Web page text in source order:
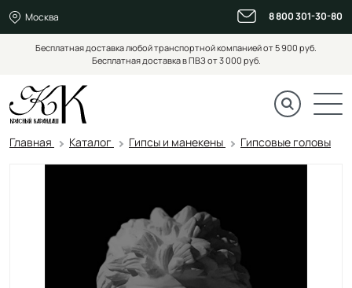
Москва 8 800 301-30-80
Бесплатная доставка любой транспортной компанией от 5 900 руб.
Бесплатная доставка в ПВЗ от 3 000 руб.
Главная Каталог Гипсы и манекены Гипсовые головы